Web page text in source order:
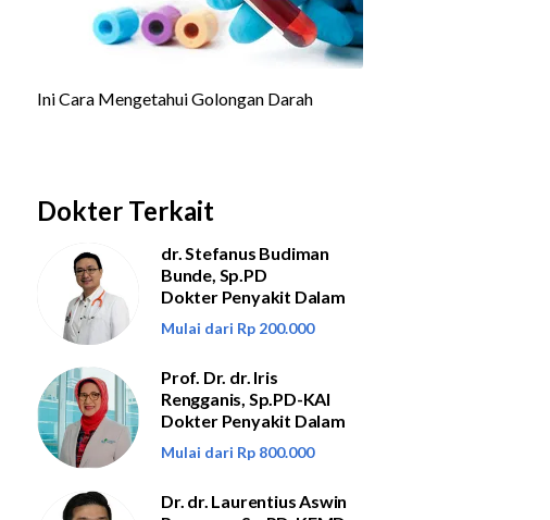
Dokter Terkait